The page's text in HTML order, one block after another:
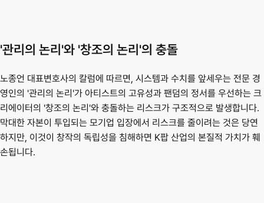
'관리의 논리'와 '창조의 논리'의 충돌
노종언 대표변호사의 칼럼에 따르면, 시스템과 수치를 앞세우는 전문 경
영인의 '관리의 논리'가 아티스트의 고유성과 팬덤의 정서를 우선하는 크
리에이터의 '창조의 논리'와 충돌하는 리스크가 구조적으로 발생합니다.
막대한 자본이 투입되는 모기업 입장에서 리스크를 줄이려는 것은 당연
하지만, 이것이 창작의 독립성을 침해하면 K팝 산업의 본질적 가치가 훼
손됩니다.